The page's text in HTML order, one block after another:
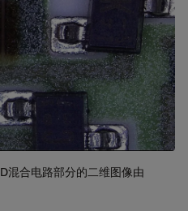
混合电路部分的二维图像由